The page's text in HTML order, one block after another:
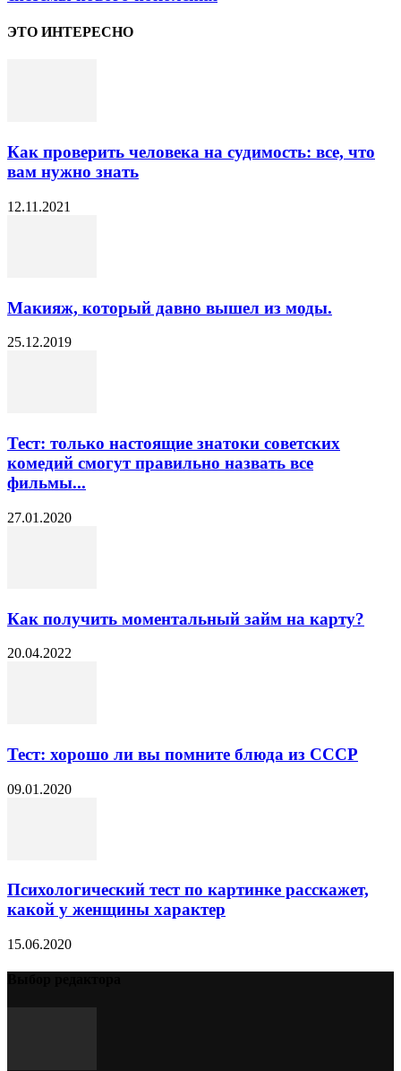
ЭТО ИНТЕРЕСНО
Как проверить человека на судимость: все, что
вам нужно знать
12.11.2021
Макияж, который давно вышел из моды.
25.12.2019
Тест: только настоящие знатоки советских
комедий смогут правильно назвать все
фильмы...
27.01.2020
Как получить моментальный займ на карту?
20.04.2022
Тест: хорошо ли вы помните блюда из СССР
09.01.2020
Психологический тест по картинке расскажет,
какой у женщины характер
15.06.2020